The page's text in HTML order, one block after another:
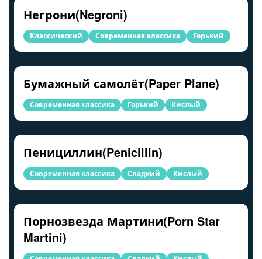
Негрони(Negroni)
Классический Современная классика Горький
Бумажный самолёт(Paper Plane)
Современная классика Горький Кислый
Пенициллин(Penicillin)
Современная классика Сладкий Кислый
Порнозвезда Мартини(Porn Star
Martini)